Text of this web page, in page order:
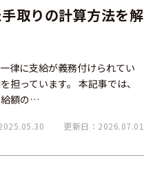
取りの計算方法を解
律に支給が義務付けられてい
っています。 本記事では、
給額の…
更新日：2026.07.01